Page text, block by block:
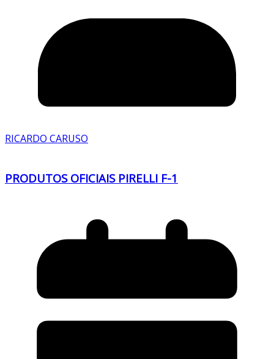
RICARDO CARUSO
PRODUTOS OFICIAIS PIRELLI F-1